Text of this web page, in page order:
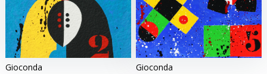
Gioconda
Gioconda